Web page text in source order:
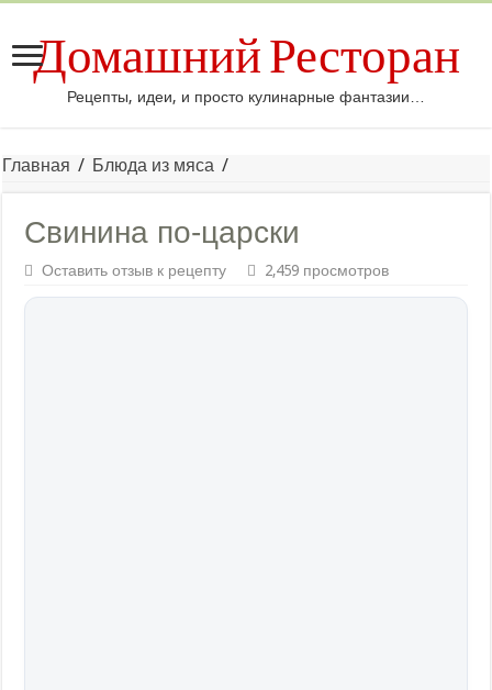
Домашний Ресторан
Рецепты, идеи, и просто кулинарные фантазии…
Главная / Блюда из мяса /
Свинина по-царски
Оставить отзыв к рецепту 2,459 просмотров